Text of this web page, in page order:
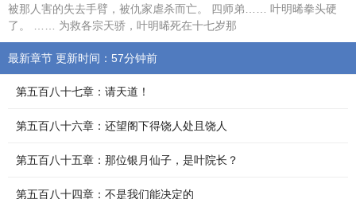
被那人害的失去手臂，被仇家虐杀而亡。 四师弟…… 叶明晞拳头硬
了。 …… 为救各宗天骄，叶明晞死在十七岁那
最新章节 更新时间：57分钟前
第五百八十七章：请天道！
第五百八十六章：还望阁下得饶人处且饶人
第五百八十五章：那位银月仙子，是叶院长？
第五百八十四章：不是我们能决定的